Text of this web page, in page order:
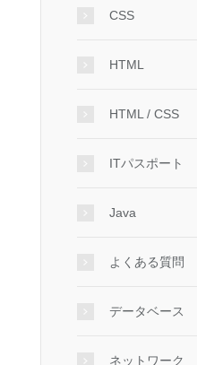
CSS
HTML
HTML / CSS
ITパスポート
Java
よくある質問
データベース
ネットワーク